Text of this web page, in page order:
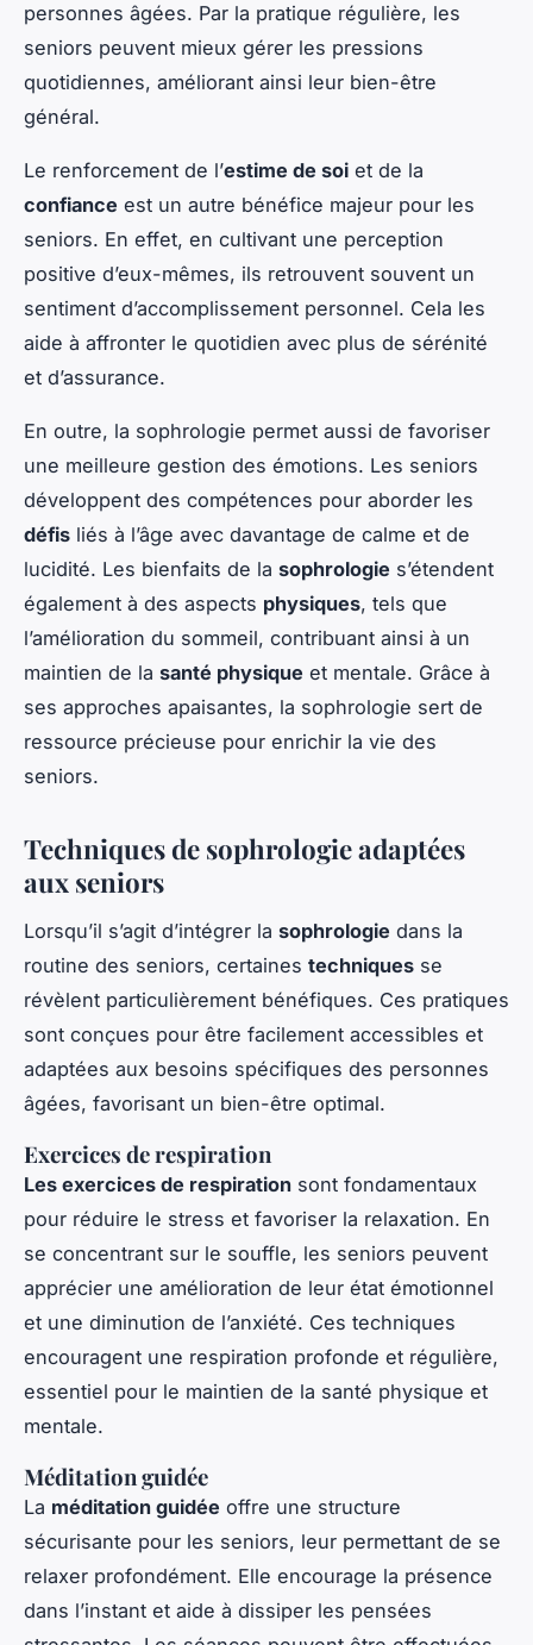
personnes âgées. Par la pratique régulière, les
seniors peuvent mieux gérer les pressions
quotidiennes, améliorant ainsi leur bien-être
général.
Le renforcement de l’estime de soi et de la
confiance est un autre bénéfice majeur pour les
seniors. En effet, en cultivant une perception
positive d’eux-mêmes, ils retrouvent souvent un
sentiment d’accomplissement personnel. Cela les
aide à affronter le quotidien avec plus de sérénité
et d’assurance.
En outre, la sophrologie permet aussi de favoriser
une meilleure gestion des émotions. Les seniors
développent des compétences pour aborder les
défis liés à l’âge avec davantage de calme et de
lucidité. Les bienfaits de la sophrologie s’étendent
également à des aspects physiques, tels que
l’amélioration du sommeil, contribuant ainsi à un
maintien de la santé physique et mentale. Grâce à
ses approches apaisantes, la sophrologie sert de
ressource précieuse pour enrichir la vie des
seniors.
Techniques de sophrologie adaptées
aux seniors
Lorsqu’il s’agit d’intégrer la sophrologie dans la
routine des seniors, certaines techniques se
révèlent particulièrement bénéfiques. Ces pratiques
sont conçues pour être facilement accessibles et
adaptées aux besoins spécifiques des personnes
âgées, favorisant un bien-être optimal.
Exercices de respiration
Les exercices de respiration sont fondamentaux
pour réduire le stress et favoriser la relaxation. En
se concentrant sur le souffle, les seniors peuvent
apprécier une amélioration de leur état émotionnel
et une diminution de l’anxiété. Ces techniques
encouragent une respiration profonde et régulière,
essentiel pour le maintien de la santé physique et
mentale.
Méditation guidée
La méditation guidée offre une structure
sécurisante pour les seniors, leur permettant de se
relaxer profondément. Elle encourage la présence
dans l’instant et aide à dissiper les pensées